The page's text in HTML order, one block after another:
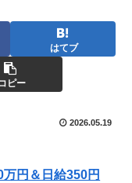
はてブ
コピー
2026.05.19
円＆日給350円